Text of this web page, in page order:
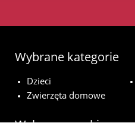
Wybrane kategorie
Dzieci
Zwierzęta domowe